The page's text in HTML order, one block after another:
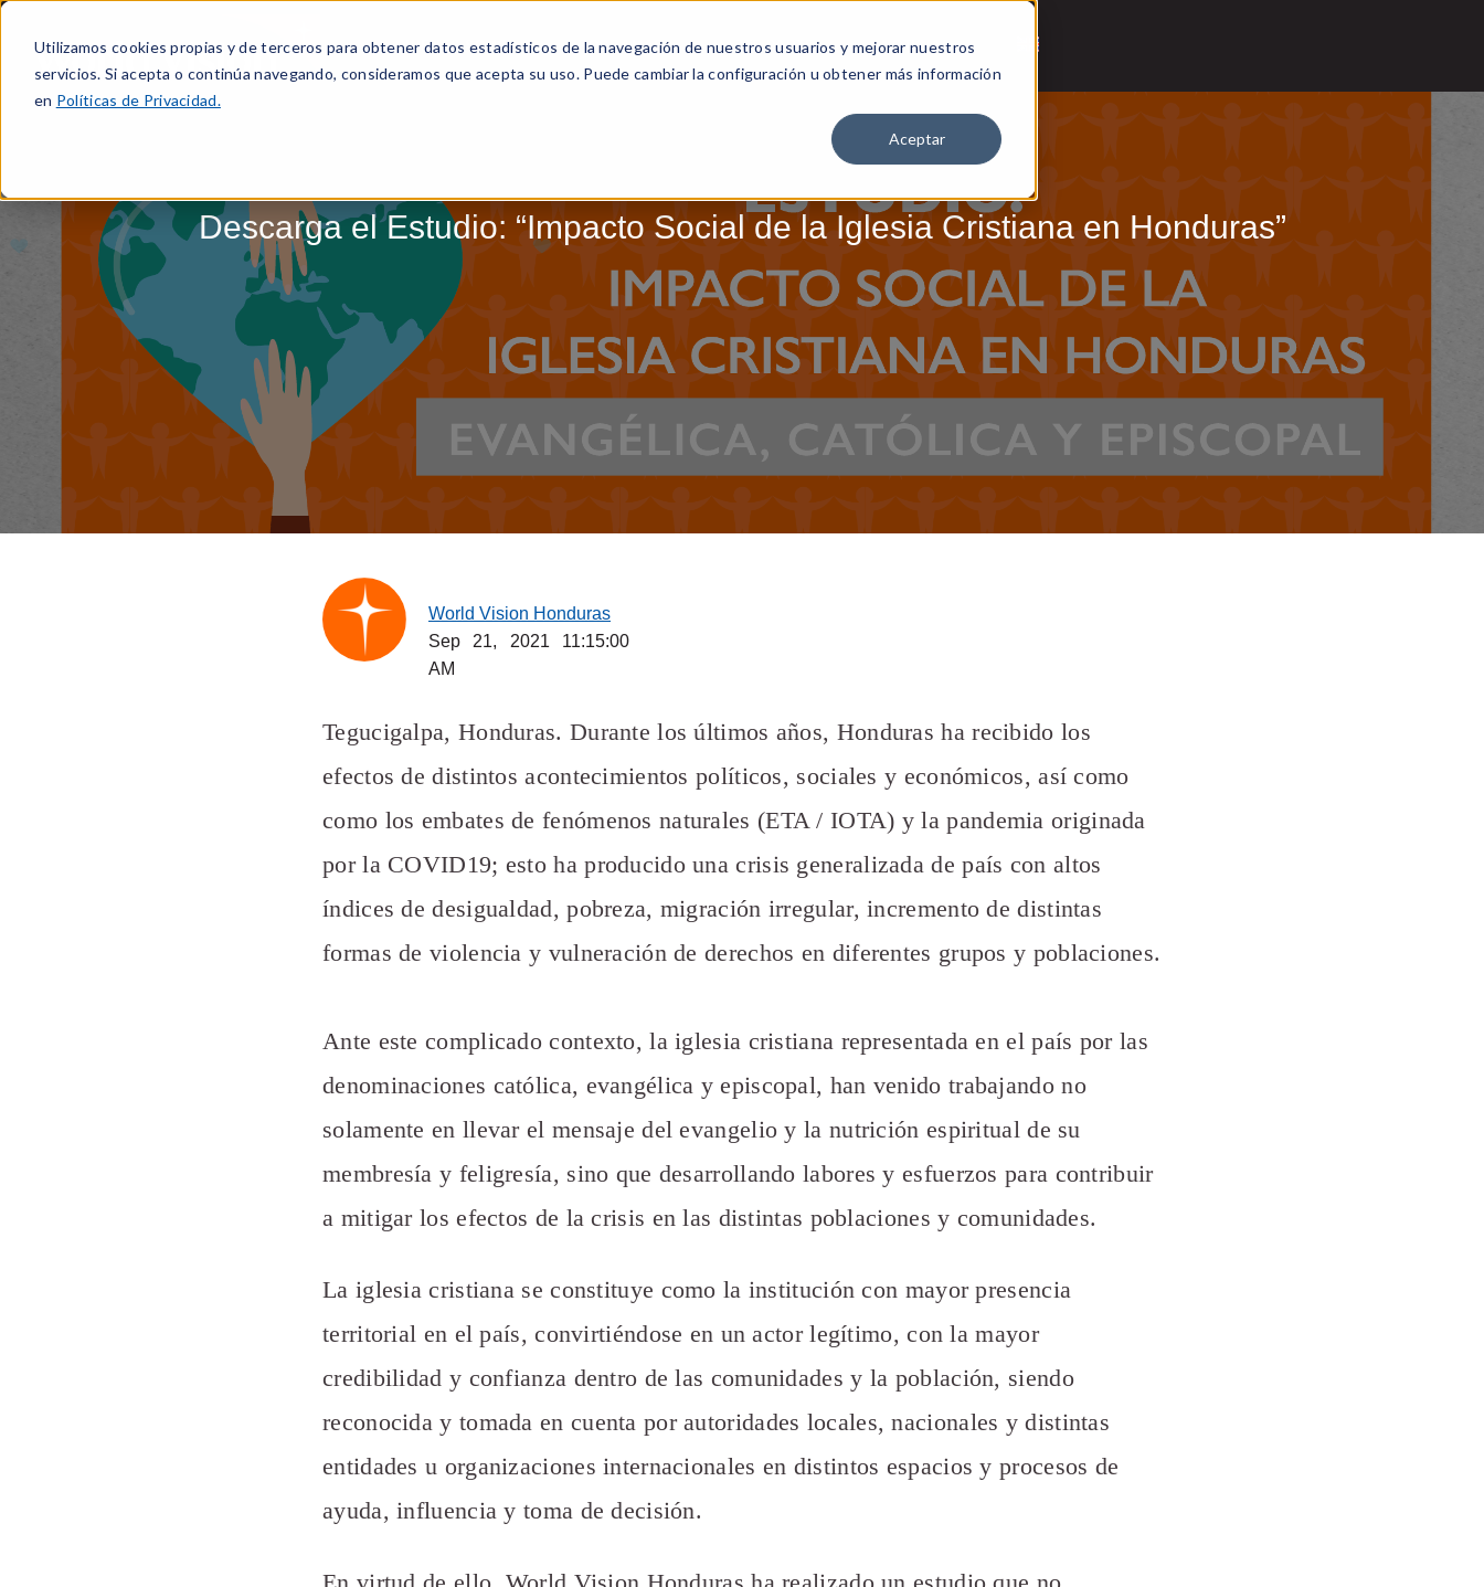
Utilizamos cookies propias y de terceros para obtener datos estadísticos de la navegación de nuestros usuarios y mejorar nuestros
servicios. Si acepta o continúa navegando, consideramos que acepta su uso. Puede cambiar la configuración u obtener más información
en Políticas de Privacidad.
Aceptar
QUIENES SOMOS PROGRAMAS HAZTE PARTE NOTICIAS
Descarga el Estudio: “Impacto Social de la Iglesia Cristiana en Honduras”
World Vision Honduras
Sep 21, 2021 11:15:00
AM
Tegucigalpa, Honduras. Durante los últimos años, Honduras ha recibido los
efectos de distintos acontecimientos políticos, sociales y económicos, así como
como los embates de fenómenos naturales (ETA / IOTA) y la pandemia originada
por la COVID19; esto ha producido una crisis generalizada de país con altos
índices de desigualdad, pobreza, migración irregular, incremento de distintas
formas de violencia y vulneración de derechos en diferentes grupos y poblaciones.
Ante este complicado contexto, la iglesia cristiana representada en el país por las
denominaciones católica, evangélica y episcopal, han venido trabajando no
solamente en llevar el mensaje del evangelio y la nutrición espiritual de su
membresía y feligresía, sino que desarrollando labores y esfuerzos para contribuir
a mitigar los efectos de la crisis en las distintas poblaciones y comunidades.
La iglesia cristiana se constituye como la institución con mayor presencia
territorial en el país, convirtiéndose en un actor legítimo, con la mayor
credibilidad y confianza dentro de las comunidades y la población, siendo
reconocida y tomada en cuenta por autoridades locales, nacionales y distintas
entidades u organizaciones internacionales en distintos espacios y procesos de
ayuda, influencia y toma de decisión.